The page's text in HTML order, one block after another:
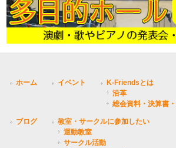
ホーム イベント
K-Friendsとは
沿革
総会資料・決算書
ブログ
教室・サークルに参加したい
運動教室
サークル活動